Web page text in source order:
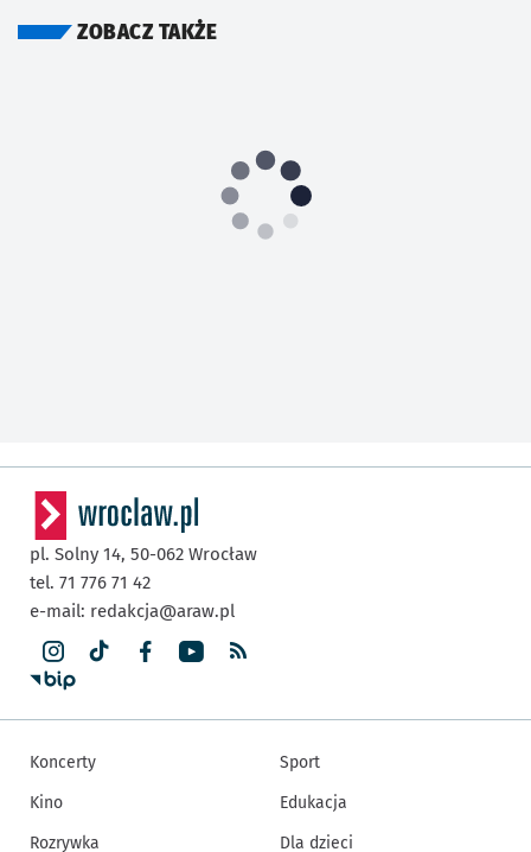
ZOBACZ TAKŻE
pl. Solny 14, 50-062 Wrocław
tel. 71 776 71 42
e-mail: redakcja@araw.pl
Koncerty
Kino
Rozrywka
Sport
Edukacja
Dla dzieci